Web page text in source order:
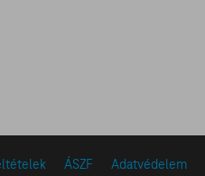
ÁSZF Adatvédelem